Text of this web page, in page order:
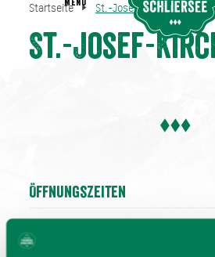
Startseite St.-Josef-Kirche
St.-Josef-
Öffnungszeiten
09.00 - 17.00 Uhr
Startseite St.-Josef-Kirche
MENU